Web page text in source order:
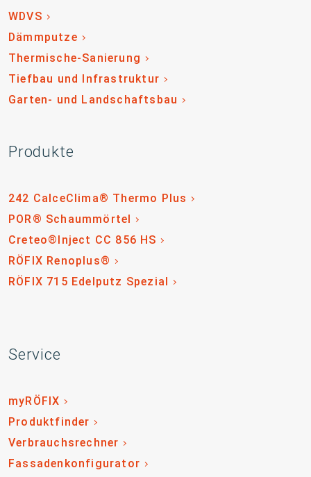
WDVS
Dämmputze
Thermische-Sanierung
Tiefbau und Infrastruktur
Garten- und Landschaftsbau
Produkte
242 CalceClima® Thermo Plus
POR® Schaummörtel
Creteo®Inject CC 856 HS
RÖFIX Renoplus®
RÖFIX 715 Edelputz Spezial
Service
myRÖFIX
Produktfinder
Verbrauchsrechner
Fassadenkonfigurator